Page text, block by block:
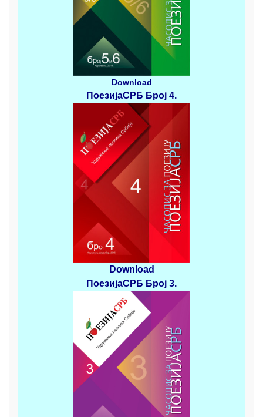
Download
ПоезијаСРБ Број 4.
Download
ПоезијаСРБ Број 3.